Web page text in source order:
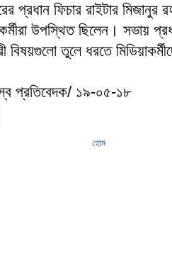
প্রধান ফিচার রাইটার মিজানুর
উপস্থিত ছিলেন। সভায়
বিষয়গুলো তুলে ধরতে
প্রতিবেদক/ ১৯-০৫-১৮
হোম